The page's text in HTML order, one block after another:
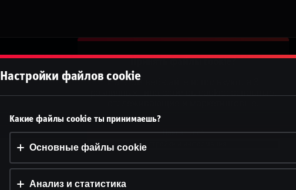
Принять файлы cookie?
На этом веб-сайте используются 3
Принять всё
Настройки и информация
Настройки файлов cookie
Какие файлы cookie ты принимаешь?
Основные файлы cookie
Анализ и статистика